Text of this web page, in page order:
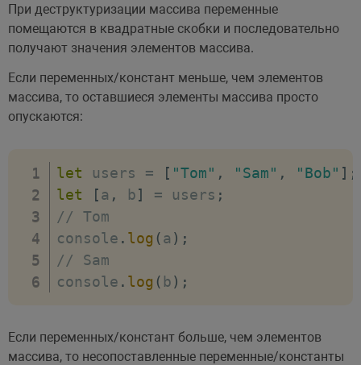
При деструктуризации массива переменные
помещаются в квадратные скобки и последовательно
получают значения элементов массива.
Если переменных/констант меньше, чем элементов
массива, то оставшиеся элементы массива просто
опускаются:
let users = [ "Tom" , "Sam" , "Bob" ] ;
let
[a , b] = users ;
// Tom
console . log (a ) ;
// Sam
console . log ( b) ;
Если переменных/констант больше, чем элементов
массива, то несопоставленные переменные/константы